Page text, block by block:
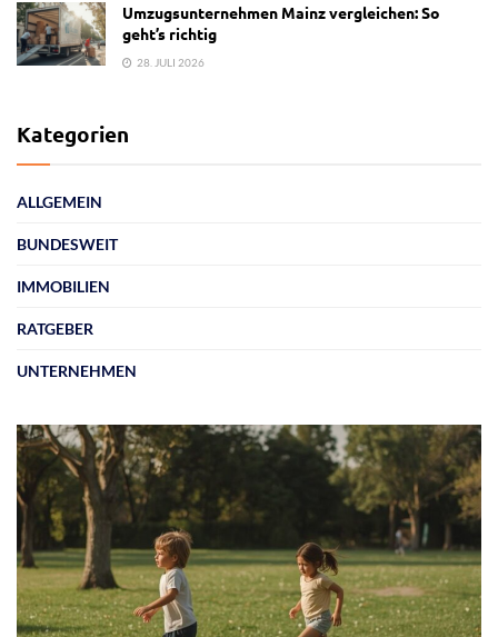
Umzugsunternehmen Mainz vergleichen: So
geht’s richtig
28. JULI 2026
Kategorien
ALLGEMEIN
BUNDESWEIT
IMMOBILIEN
RATGEBER
UNTERNEHMEN